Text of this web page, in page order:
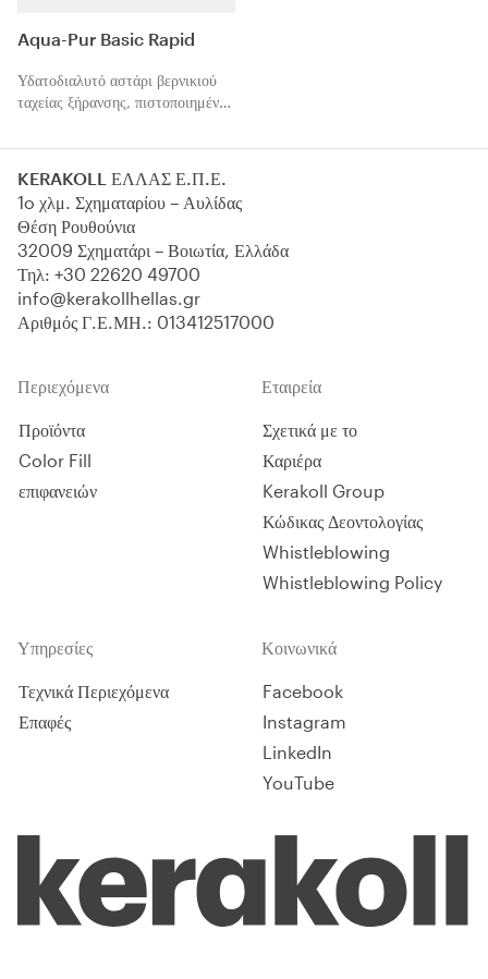
Aqua-Pur Basic Rapid
Υδατοδιαλυτό αστάρι βερνικιού
ταχείας ξήρανσης, πιστοποιημένο,
την επεξεργασία του παρκέ.
KERAKOLL ΕΛΛΑΣ Ε.Π.Ε.
1o χλμ. Σχηματαρίου – Αυλίδας
Θέση Ρουθούνια
32009 Σχηματάρι – Βοιωτία, Ελλάδα
Τηλ: +30 22620 49700
info@kerakollhellas.gr
Αριθμός Γ.Ε.ΜΗ.: 013412517000
Περιεχόμενα
Προϊόντα
Color Fill
επιφανειών
Εταιρεία
Σχετικά με το
Καριέρα
Kerakoll Group
Κώδικας Δεοντολογίας
Whistleblowing
Whistleblowing Policy
Υπηρεσίες
Τεχνικά Περιεχόμενα
Επαφές
Κοινωνικά
Facebook
Instagram
LinkedIn
YouTube